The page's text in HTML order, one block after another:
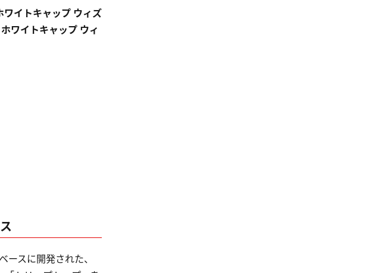
イトキャップ ウィズ
ワイトキャップ ウィ
スに開発された、